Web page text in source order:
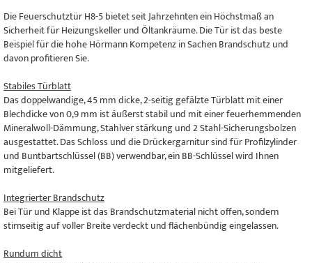
Die Feuerschutztür H8-5 bietet seit Jahrzehnten ein Höchstmaß an
Sicherheit für Heizungskeller und Öltankräume. Die Tür ist das beste
Beispiel für die hohe Hörmann Kompetenz in Sachen Brandschutz und
davon profitieren Sie.
Stabiles Türblatt
Das doppelwandige, 45 mm dicke, 2-seitig gefälzte Türblatt mit einer
Blechdicke von 0,9 mm ist äußerst stabil und mit einer feuerhemmenden
Mineralwoll-Dämmung, Stahlver stärkung und 2 Stahl-Sicherungsbolzen
ausgestattet. Das Schloss und die Drückergarnitur sind für Profilzylinder
und Buntbartschlüssel (BB) verwendbar, ein BB-Schlüssel wird Ihnen
mitgeliefert.
Integrierter Brandschutz
Bei Tür und Klappe ist das Brandschutzmaterial nicht offen, sondern
stirnseitig auf voller Breite verdeckt und flächenbündig eingelassen.
Rundum dicht